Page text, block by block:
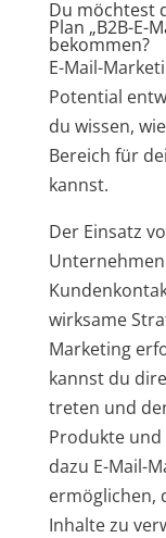
Du möchtest
Plan „B2B-E-
bekommen?
E-Mail-
Potential
du wissen,
Bereich für
kannst.
Der Einsatz
wirksame
Marketing
kannst du
treten und
Produkte
dazu E-Mail-
ermöglichen,
Inhalte zu